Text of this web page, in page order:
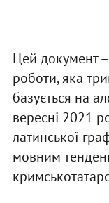
Цей документ
роботи, яка
базується на
вересні 2021
латинської
мовним